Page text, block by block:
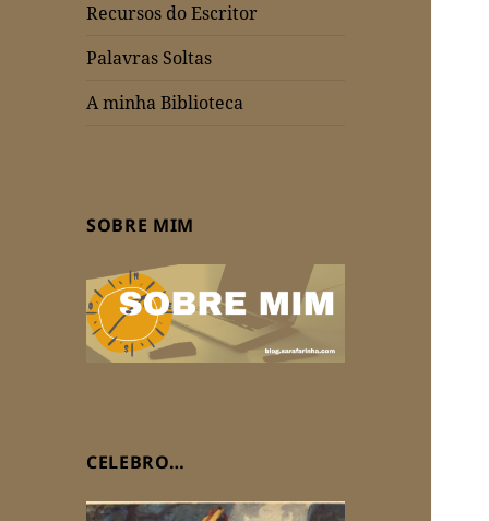
Recursos do Escritor
Palavras Soltas
A minha Biblioteca
SOBRE MIM
CELEBRO…